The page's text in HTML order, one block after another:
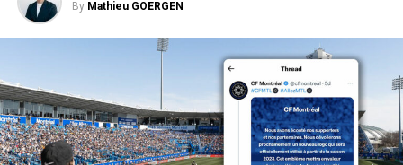
When you’re born on 8/24,
you’re a Laker for life 💜💛
#KobeDayx@UCLAMCH
pic.twitter.com/YBXMZdxpza
By Mathieu GOERGEN